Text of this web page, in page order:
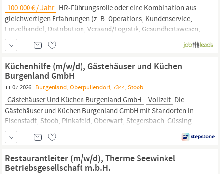
100.000 € / Jahr HR‑Führungsrolle oder eine Kombination aus
gleichwertigen Erfahrungen (z. B. Operations, Kundenservice,
Einzelhandel, Distribution, Versand/Logistik, Gesundheitswesen,
Gastronomie/Hotellerie
von Daten und fundiertem Urteilsvermögen zur Unterstützung
von Geschäftsentscheidungen Erfahrung in der
Küchenhilfe (m/w/d), Gästehäuser und Küchen
Burgenland GmbH
11.07.2026 Burgenland, Oberpullendorf, 7344, Stoob
Gästehäuser Und Küchen Burgenland GmbH Vollzeit Die
Gästehäuser und Küchen Burgenland GmbH mit Standorten in
Eisenstadt, Stoob, Pinkafeld, Oberwart, Stegersbach, Güssing
und Podersdorf betreibt mehrere Küchen sowie
Schüler:innenheime bzw. Gästehäuser und ein Restaurant im
Burgenland.
bei der Vor- und Zubereitung von Speisen Sie
Restaurantleiter (m/w/d), Therme Seewinkel
Betriebsgesellschaft m.b.H.